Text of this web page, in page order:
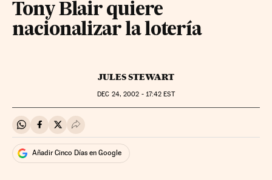
Tony Blair quiere
nacionalizar la lotería
JULES STEWART
DEC 24, 2002 - 17:42 EST
Compartir en Whatsapp
Compartir en Facebook
Compartir en Twitter
Desplegar Redes Sociales
Añadir Cinco Días en Google